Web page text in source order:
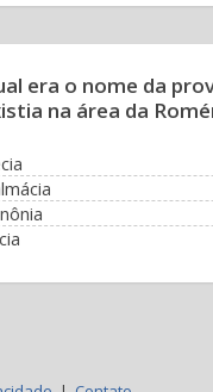
era o nome da
na área da